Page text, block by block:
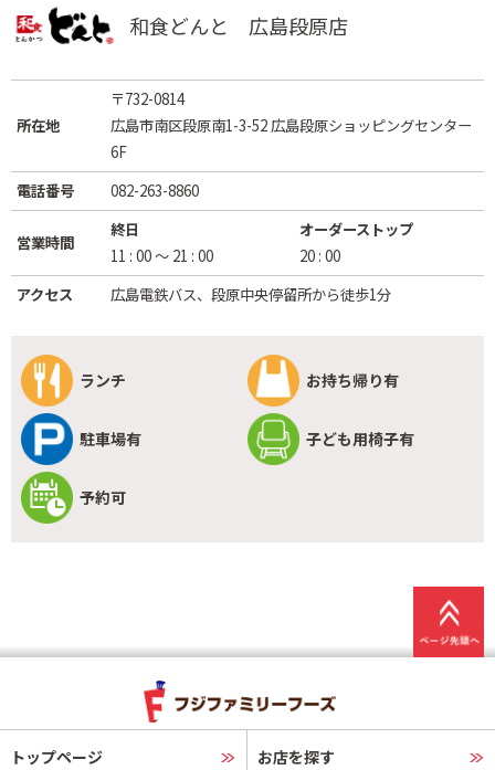
和食どんと 広島段原店
所在地
〒732-0814
広島市南区段原南1-3-52 広島段原ショッピングセンター
6F
電話番号
082-263-8860
営業時間
終日
11 : 00 ～ 21 : 00
オーダーストップ
20 : 00
アクセス
広島電鉄バス、段原中央停留所から徒歩1分
ランチ お持ち帰り有
駐車場有 子ども用椅子有
予約可
トップページ お店を探す